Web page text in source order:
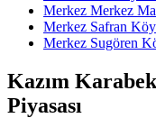
Merkez Merkez
Merkez Safran
Merkez Sugören
Kazım
Piyasası